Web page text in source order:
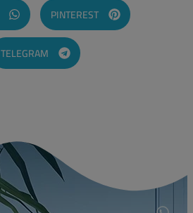
PINTEREST
TELEGRAM